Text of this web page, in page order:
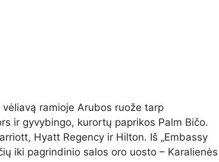
vėliavą ramioje Arubos ruože tarp
ir gyvybingo, kurortų paprikos Palm Bičo.
Hyatt Regency ir Hilton. Iš „Embassy
iki pagrindinio salos oro uosto – Karalienės